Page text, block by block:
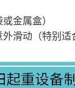
金属盒）
滑动（特别适